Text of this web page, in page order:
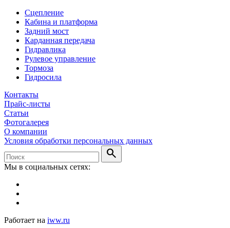
Сцепление
Кабина и платформа
Задний мост
Карданная передача
Гидравлика
Рулевое управление
Тормоза
Гидросила
Контакты
Прайс-листы
Статьи
Фотогалерея
О компании
Условия обработки персональных данных
search
Мы в социальных сетях:
Работает на iww.ru